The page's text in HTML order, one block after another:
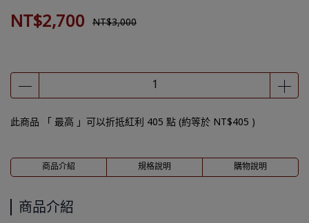
NT$2,700 NT$3,000
此商品 「 最高 」可以折抵紅利 405 點 (約等於 NT$405 )
商品介紹 規格說明 購物說明
商品介紹